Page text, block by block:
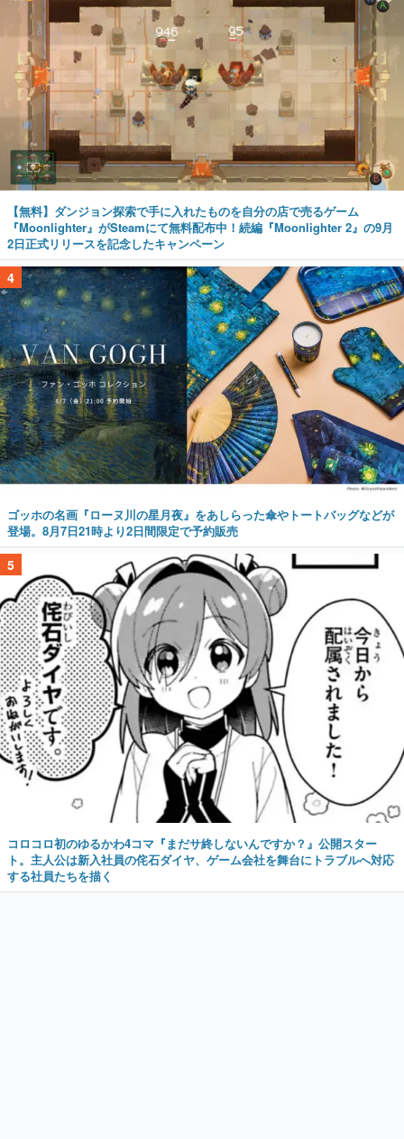
【無料】ダンジョン探索で手に入れたものを自分の店で売るゲーム
『Moonlighter』がSteamにて無料配布中！続編『Moonlighter 2』の9月
2日正式リリースを記念したキャンペーン
4
ゴッホの名画『ローヌ川の星月夜』をあしらった傘やトートバッグなどが
登場。8月7日21時より2日間限定で予約販売
5
コロコロ初のゆるかわ4コマ『まだサ終しないんですか？』公開スター
ト。主人公は新入社員の侘石ダイヤ、ゲーム会社を舞台にトラブルへ対応
する社員たちを描く